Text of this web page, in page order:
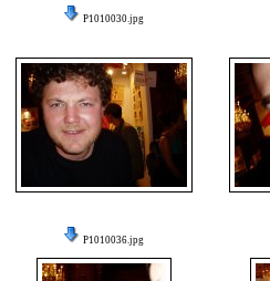
P1010030.jpg
P1010036.jpg